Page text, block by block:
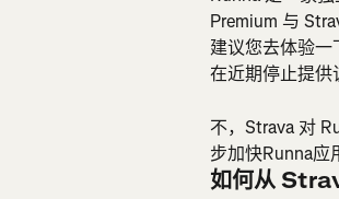
Premium 与
建议您去体验一
在近期停止提供
不，Strava 对
步加快Runna应
如何从